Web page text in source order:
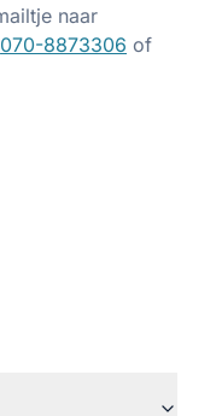
naar
070-8873306 of